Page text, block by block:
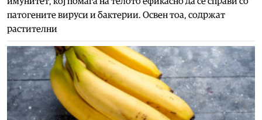
патогените вируси и бактерии. Освен тоа, содржат
растителни